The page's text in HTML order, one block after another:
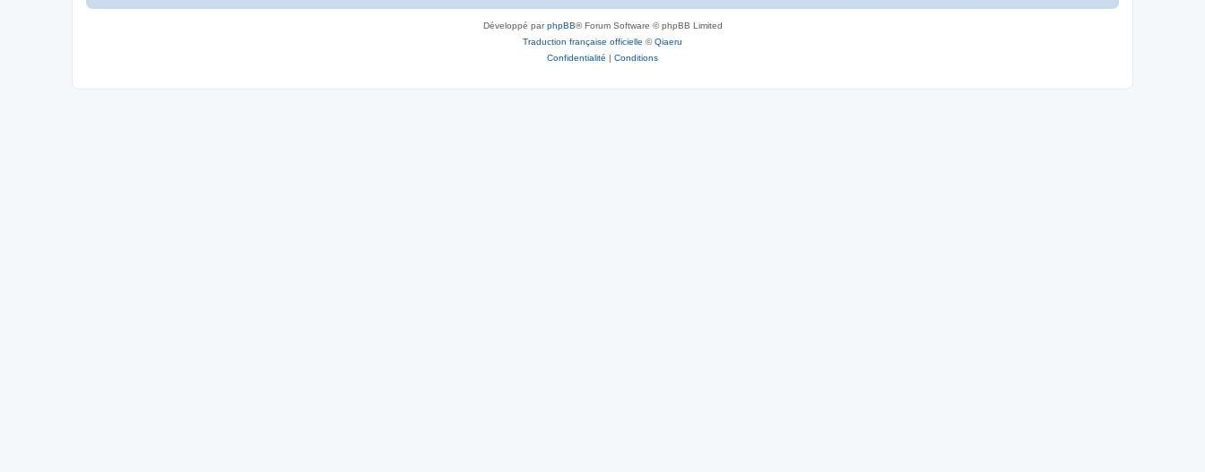
Développé parphpBB® Forum Software © phpBB Limited
Traduction française officielle ©Qiaeru
Confidentialité | Conditions